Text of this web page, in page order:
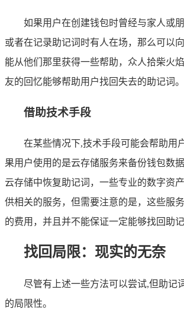
如果用户在创建钱包时曾经与家人或
或者在记录助记词时有人在场，那么可以
能从他们那里获得一些帮助，众人拾柴火
友的回忆能够帮助用户找回失去的助记词。
借助技术手段
在某些情况下,技术手段可能会帮助用
果用户使用的是云存储服务来备份钱包数
云存储中恢复助记词，一些专业的数字资
供相关的服务，但需要注意的是，这些服
的费用，并且并不能保证一定能够找回助记
找回局限：现实的无奈
尽管有上述一些方法可以尝试,但助记
的局限性。